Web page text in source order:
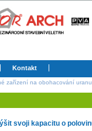
Kontakt
zařízení na obohacování
svoji kapacitu o